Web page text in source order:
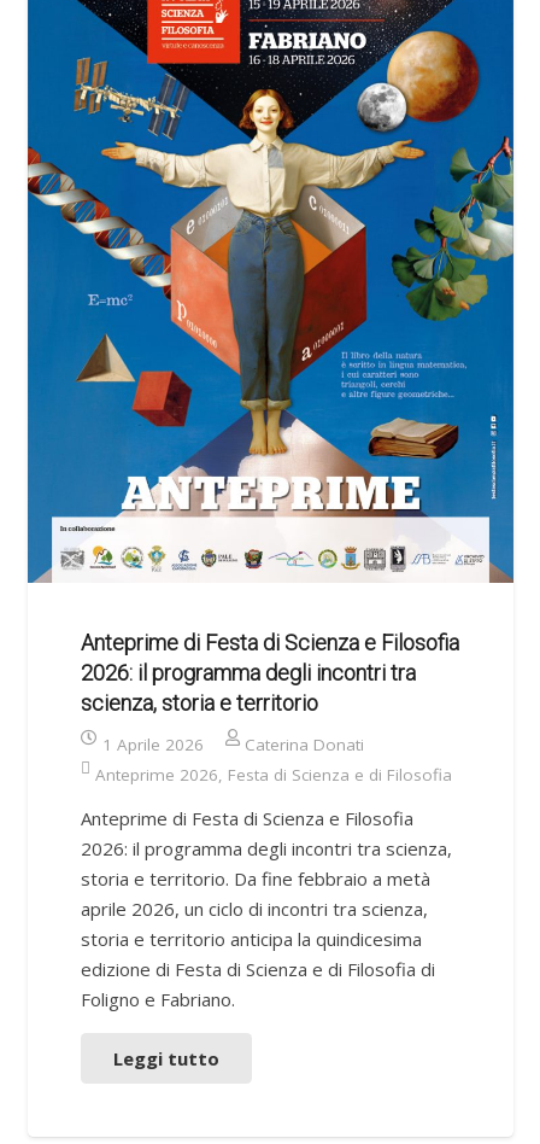
Anteprime di Festa di Scienza e Filosofia
2026: il programma degli incontri tra
scienza, storia e territorio
1 Aprile 2026
Caterina Donati
Anteprime 2026, Festa di Scienza e di Filosofia
Anteprime di Festa di Scienza e Filosofia
2026: il programma degli incontri tra scienza,
storia e territorio. Da fine febbraio a metà
aprile 2026, un ciclo di incontri tra scienza,
storia e territorio anticipa la quindicesima
edizione di Festa di Scienza e di Filosofia di
Foligno e Fabriano.
Leggi tutto